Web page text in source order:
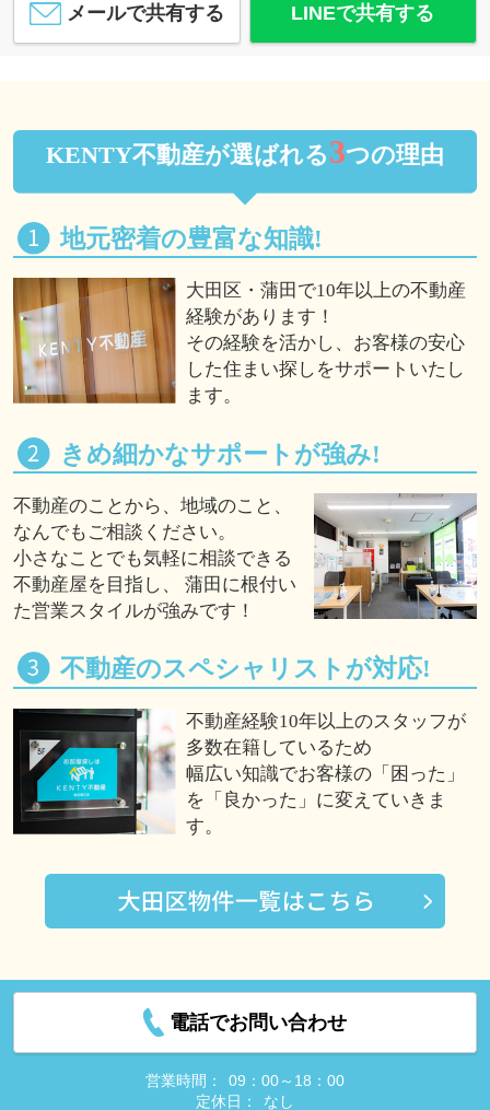
メールで共有する LINEで共有する
KENTY不動産が選ばれる3つの理由
地元密着の豊富な知識!
大田区・蒲田で10年以上の不動産
経験があります！
その経験を活かし、お客様の安心
した住まい探しをサポートいたし
ます。
きめ細かなサポートが強み!
不動産のことから、地域のこと、
なんでもご相談ください。
小さなことでも気軽に相談できる
不動産屋を目指し、 蒲田に根付い
た営業スタイルが強みです！
不動産のスペシャリストが対応!
不動産経験10年以上のスタッフが
多数在籍しているため
幅広い知識でお客様の「困った」
を「良かった」に変えていきま
す。
電話でお問い合わせ
営業時間：
09：00～18：00
定休日：
なし